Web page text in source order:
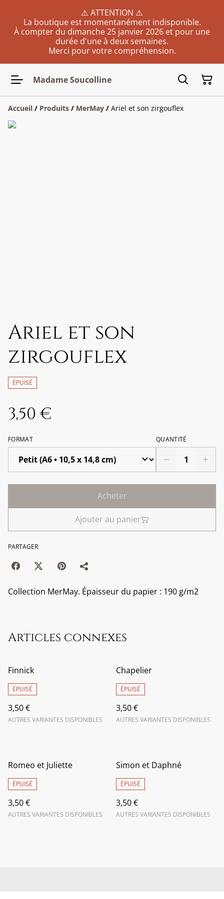
⚠️ ATTENTION ⚠️
La boutique est momentanément indisponible.
À compter du dimanche 25 janvier 2026 et pour une
durée d'une à deux semaines.
Merci pour votre compréhension.
Madame Soucolline
Accueil / Produits / MerMay / Ariel et son zirgouflex
Ariel et son
zirgouflex
ÉPUISÉ
3,50 €
FORMAT QUANTITÉ
Acheter
Ajouter au panier
PARTAGER
Collection MerMay. Épaisseur du papier : 190 g/m2
Articles connexes
Finnick
ÉPUISÉ
3,50 €
AUTRES VARIANTES DISPONIBLES
Chapelier
ÉPUISÉ
3,50 €
AUTRES VARIANTES DISPONIBLES
Romeo et Juliette
ÉPUISÉ
3,50 €
AUTRES VARIANTES DISPONIBLES
Simon et Daphné
ÉPUISÉ
3,50 €
AUTRES VARIANTES DISPONIBLES